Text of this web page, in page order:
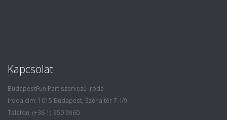
Kapcsolat
BudapestFun Partiszervező Iroda
Iroda cím: 1015 Budapest, Széna tér 7. I/9.
Telefon: (+36 1) 950 9960